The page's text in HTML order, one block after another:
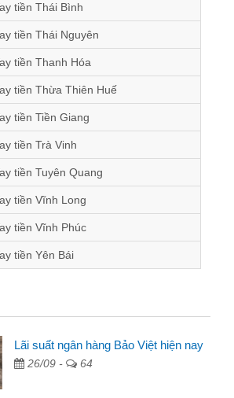
tiền Thái Bình
tiền Thái Nguyên
tiền Thanh Hóa
tiền Thừa Thiên Huế
tiền Tiền Giang
tiền Trà Vinh
tiền Tuyên Quang
tiền Vĩnh Long
tiền Vĩnh Phúc
tiền Yên Bái
cáo trên facebook. Tôi là
nhà, sinh nhật bạn bè, mà đọc
Lãi suất ngân hàng Bảo Việt hiện nay
26/09 - 64